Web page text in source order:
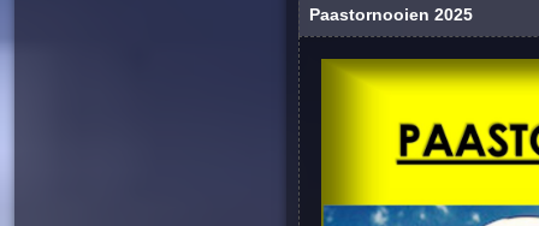
Paastornooien 2025